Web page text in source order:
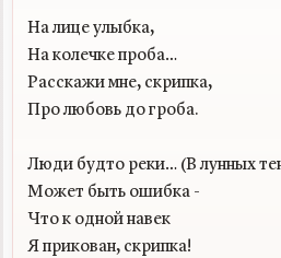
На лице улыбка,
На колечке проба…
Расскажи мне, скрипка,
Про любовь до гроба.
Люди будто реки… (В лунных
Может быть ошибка -
Что к одной навек
Я прикован, скрипка!